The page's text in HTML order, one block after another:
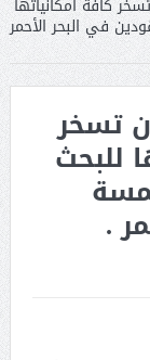
في البحر الأحمر
تسخر
للبحث
.